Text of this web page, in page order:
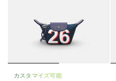
カスタマイズ可能